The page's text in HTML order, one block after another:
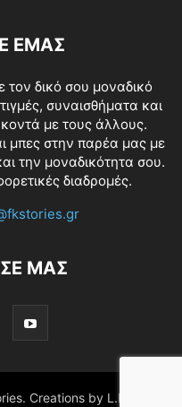
ΕΜΑΣ
τον δικό σου μοναδικό
συναισθήματα και
με τους άλλους.
μπες στην παρέα μας με
την μοναδικότητα σου.
διαδρομές.
ΜΑΣ
Creations by L.K